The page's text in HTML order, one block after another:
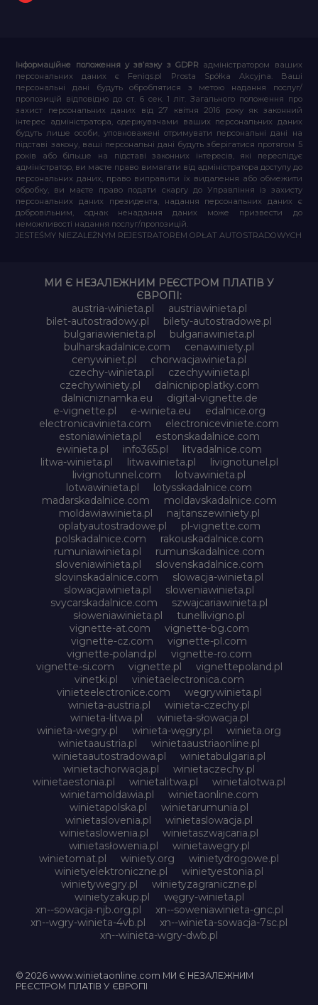
Інформаційне положення у зв’язку з GDPR адміністратором ваших
персональних даних є Feniqs.pl Prosta Spółka Akcyjna. Ваші
персональні дані будуть оброблятися з метою надання послуг/
пропозицій відповідно до ст. 6 сек. 1 літ. Загального положення про
захист персональних даних від 27 квітня 2016 року як законний
інтерес адміністратора, одержувачами ваших персональних даних
будуть лише особи, уповноважені отримувати персональні дані на
підставі закону, ваші персональні дані будуть зберігатися протягом 5
років або більше на підставі законних інтересів, які переслідує
адміністратор, ви маєте право вимагати від адміністратора доступу до
персональних даних, право виправити їх видалення або обмежити
обробку, ви маєте право подати скаргу до Управління із захисту
персональних даних президента, надання персональних даних є
добровільним, однак ненадання даних може призвести до
неможливості надання послуг/пропозицій.
JESTEŚMY NIEZALEŻNYM REJESTRATOREM OPŁAT AUTOSTRADOWYCH
МИ Є НЕЗАЛЕЖНИМ РЕЄСТРОМ ПЛАТІВ У
ЄВРОПІ:
austria-winieta.pl
austriawinieta.pl
bilet-autostradowy.pl
bilety-autostradowe.pl
bulgariawienieta.pl
bulgariawinieta.pl
bulharskadalnice.com
cenawiniety.pl
cenywiniet.pl
chorwacjawinieta.pl
czechy-winieta.pl
czechywinieta.pl
czechywiniety.pl
dalnicnipoplatky.com
dalnicniznamka.eu
digital-vignette.de
e-vignette.pl
e-winieta.eu
edalnice.org
electronicavinieta.com
electroniceviniete.com
estoniawinieta.pl
estonskadalnice.com
ewinieta.pl
info365.pl
litvadalnice.com
litwa-winieta.pl
litwawinieta.pl
livignotunel.pl
livignotunnel.com
lotvawinieta.pl
lotwawinieta.pl
lotysskadalnice.com
madarskadalnice.com
moldavskadalnice.com
moldawiawinieta.pl
najtanszewiniety.pl
oplatyautostradowe.pl
pl-vignette.com
polskadalnice.com
rakouskadalnice.com
rumuniawinieta.pl
rumunskadalnice.com
sloveniawinieta.pl
slovenskadalnice.com
slovinskadalnice.com
slowacja-winieta.pl
slowacjawinieta.pl
sloweniawinieta.pl
svycarskadalnice.com
szwajcariawinieta.pl
słoweniawinieta.pl
tunellivigno.pl
vignette-at.com
vignette-bg.com
vignette-cz.com
vignette-pl.com
vignette-poland.pl
vignette-ro.com
vignette-si.com
vignette.pl
vignettepoland.pl
vinetki.pl
vinietaelectronica.com
vinieteelectronice.com
wegrywinieta.pl
winieta-austria.pl
winieta-czechy.pl
winieta-litwa.pl
winieta-słowacja.pl
winieta-wegry.pl
winieta-węgry.pl
winieta.org
winietaaustria.pl
winietaaustriaonline.pl
winietaautostradowa.pl
winietabulgaria.pl
winietachorwacja.pl
winietaczechy.pl
winietaestonia.pl
winietalitwa.pl
winietalotwa.pl
winietamoldawia.pl
winietaonline.com
winietapolska.pl
winietarumunia.pl
winietaslovenia.pl
winietaslowacja.pl
winietaslowenia.pl
winietaszwajcaria.pl
winietasłowenia.pl
winietawegry.pl
winietomat.pl
winiety.org
winietydrogowe.pl
winietyelektroniczne.pl
winietyestonia.pl
winietywegry.pl
winietyzagraniczne.pl
winietyzakup.pl
węgry-winieta.pl
xn--sowacja-njb.org.pl
xn--soweniawinieta-gnc.pl
xn--wgry-winieta-4vb.pl
xn--winieta-sowacja-7sc.pl
xn--winieta-wgry-dwb.pl
© 2026 www.winietaonline.com МИ Є НЕЗАЛЕЖНИМ
РЕЄСТРОМ ПЛАТІВ У ЄВРОПІ